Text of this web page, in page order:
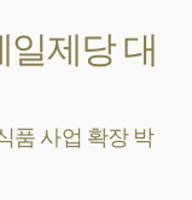
일제당 대
품 사업 확장 박